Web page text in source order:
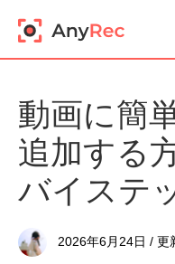
動画に簡
追加する
バイステ
2026年6月24日 / 更